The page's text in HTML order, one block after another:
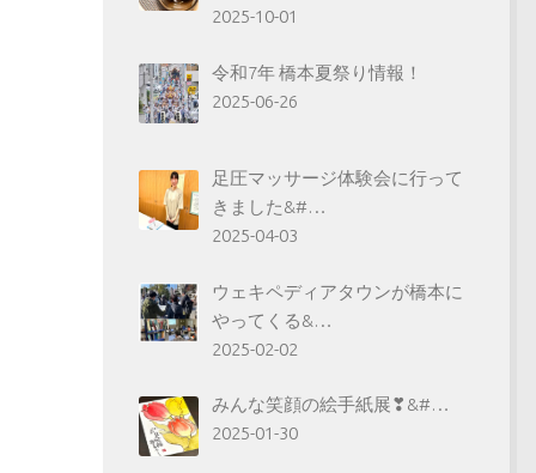
2025-10-01
令和7年 橋本夏祭り情報！
2025-06-26
足圧マッサージ体験会に行って
きました&#…
2025-04-03
ウェキペディアタウンが橋本に
やってくる&…
2025-02-02
みんな笑顔の絵手紙展❣&#…
2025-01-30